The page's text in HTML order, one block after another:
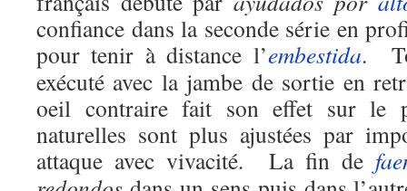
confiance dans la seconde série en
pour tenir à distance l’embestida.
exécuté avec la jambe de sortie en
oeil contraire fait son effet sur le
naturelles sont plus ajustées par
attaque avec vivacité. La fin de